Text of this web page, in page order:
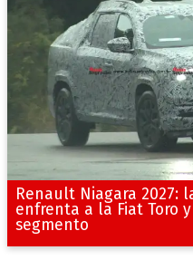
Renault Niagara 2027:
enfrenta a la Fiat Toro
segmento